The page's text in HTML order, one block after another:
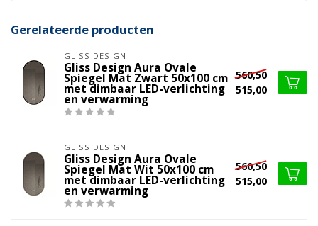
Gerelateerde producten
GLISS DESIGN
Gliss Design Aura Ovale
Spiegel Mat Zwart 50x100 cm
met dimbaar LED-verlichting
en verwarming
560,50
515,00
GLISS DESIGN
Gliss Design Aura Ovale
Spiegel Mat Wit 50x100 cm
met dimbaar LED-verlichting
en verwarming
560,50
515,00